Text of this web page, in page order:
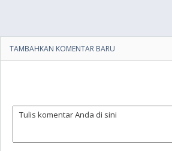
TAMBAHKAN KOMENTAR BARU